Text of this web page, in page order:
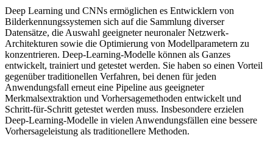
Deep Learning und CNNs ermöglichen es Entwicklern von
Bilderkennungssystemen sich auf die Sammlung diverser
Datensätze, die Auswahl geeigneter neuronaler Netzwerk-
Architekturen sowie die Optimierung von Modellparametern zu
konzentrieren. Deep-Learning-Modelle können als Ganzes
entwickelt, trainiert und getestet werden. Sie haben so einen Vorteil
gegenüber traditionellen Verfahren, bei denen für jeden
Anwendungsfall erneut eine Pipeline aus geeigneter
Merkmalsextraktion und Vorhersagemethoden entwickelt und
Schritt-für-Schritt getestet werden muss. Insbesondere erzielen
Deep-Learning-Modelle in vielen Anwendungsfällen eine bessere
Vorhersageleistung als traditionellere Methoden.